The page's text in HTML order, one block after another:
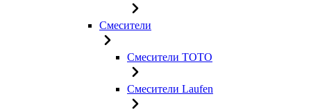
Смесители
Смесители TOTO
Смесители Laufen